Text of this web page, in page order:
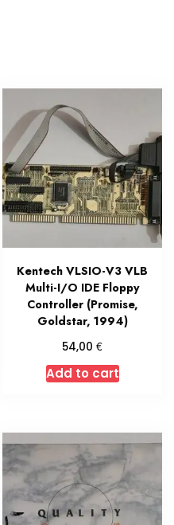
Kentech VLSIO-V3 VLB
Multi-I/O IDE Floppy
Controller (Promise,
Goldstar, 1994)
54,00€
Add to cart